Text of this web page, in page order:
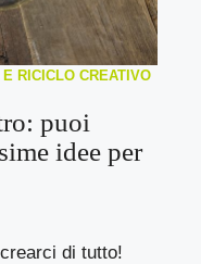
E RICICLO CREATIVO
puoi
idee per
di tutto!